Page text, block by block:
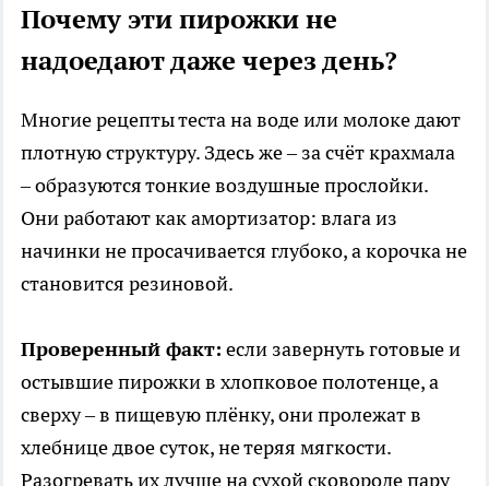
Почему эти пирожки не
надоедают даже через день?
Многие рецепты теста на воде или молоке дают
плотную структуру. Здесь же – за счёт крахмала
– образуются тонкие воздушные прослойки.
Они работают как амортизатор: влага из
начинки не просачивается глубоко, а корочка не
становится резиновой.
Проверенный факт: если завернуть готовые и
остывшие пирожки в хлопковое полотенце, а
сверху – в пищевую плёнку, они пролежат в
хлебнице двое суток, не теряя мягкости.
Разогревать их лучше на сухой сковороде пару